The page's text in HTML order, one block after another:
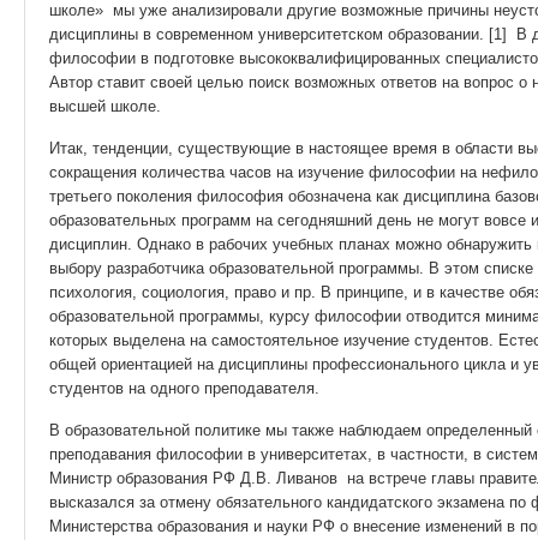
школе» мы уже анализировали другие возможные причины
дисциплины в современном университетском образовании. [1] В
философии в подготовке высококвалифицированных
Автор ставит своей целью поиск возможных ответов на вопрос
высшей школе.
Итак, тенденции, существующие в настоящее время в области
сокращения количества часов на изучение философии на
третьего поколения философия обозначена как дисциплина
образовательных программ на сегодняшний день не могут
дисциплин. Однако в рабочих учебных планах можно
выбору разработчика образовательной программы. В этом
психология, социология, право и пр. В принципе, и в качестве
образовательной программы, курсу философии отводится
которых выделена на самостоятельное изучение студентов.
общей ориентацией на дисциплины профессионального цикла и
студентов на одного преподавателя.
В образовательной политике мы также наблюдаем определенный
преподавания философии в университетах, в частности, в
Министр образования РФ Д.В. Ливанов на встрече главы
высказался за отмену обязательного кандидатского экзамена
Министерства образования и науки РФ о внесение изменений в